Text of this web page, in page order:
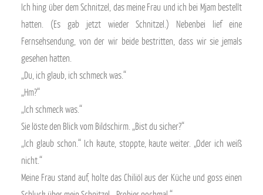
Ich hing über dem Schnitzel, das meine Frau und ich bei Mjam bestellt
hatten. (Es gab jetzt wieder Schnitzel.) Nebenbei lief eine
Fernsehsendung, von der wir beide bestritten, dass wir sie jemals
gesehen hatten.
„Du, ich glaub, ich schmeck was.“
„Hm?“
„Ich schmeck was.“
Sie löste den Blick vom Bildschirm. „Bist du sicher?“
„Ich glaub schon.“ Ich kaute, stoppte, kaute weiter. „Oder ich weiß
nicht.“
Meine Frau stand auf, holte das Chiliöl aus der Küche und goss einen